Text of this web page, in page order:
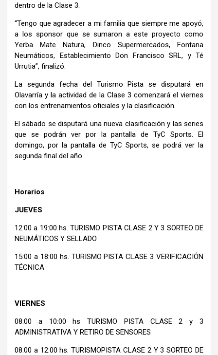
dentro de la Clase 3.
“Tengo que agradecer a mi familia que siempre me apoyó,
a los sponsor que se sumaron a este proyecto como
Yerba Mate Natura, Dinco Supermercados, Fontana
Neumáticos, Establecimiento Don Francisco SRL, y Té
Urrutia”, finalizó.
La segunda fecha del Turismo Pista se disputará en
Olavarría y la actividad de la Clase 3 comenzará el viernes
con los entrenamientos oficiales y la clasificación.
El sábado se disputará una nueva clasificación y las series
que se podrán ver por la pantalla de TyC Sports. El
domingo, por la pantalla de TyC Sports, se podrá ver la
segunda final del año.
Horarios
JUEVES
12:00 a 19:00 hs. TURISMO PISTA CLASE 2 Y 3 SORTEO DE
NEUMÁTICOS Y SELLADO
15:00 a 18:00 hs. TURISMO PISTA CLASE 3 VERIFICACIÓN
TÉCNICA
VIERNES
08:00 a 10:00 hs TURISMO PISTA CLASE 2 y 3
ADMINISTRATIVA Y RETIRO DE SENSORES
08:00 a 12:00 hs. TURISMOPISTA CLASE 2 Y 3 SORTEO DE